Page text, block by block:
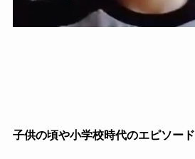
子供の頃や小学校時代のエピソード